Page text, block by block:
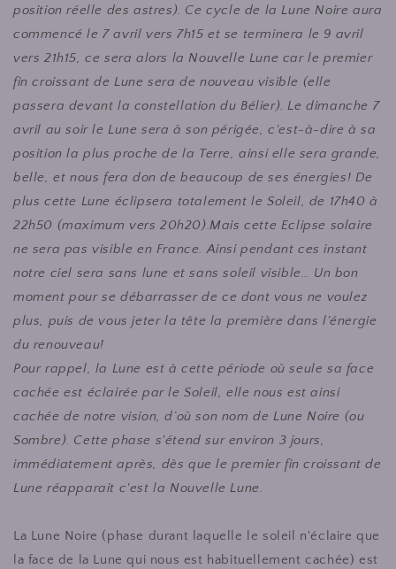
position réelle des astres). Ce cycle de la Lune Noire aura
commencé le 7 avril vers 7h15 et se terminera le 9 avril
vers 21h15, ce sera alors la Nouvelle Lune car le premier
fin croissant de Lune sera de nouveau visible (elle
passera devant la constellation du Bélier). Le dimanche 7
avril au soir le Lune sera à son périgée, c'est-à-dire à sa
position la plus proche de la Terre, ainsi elle sera grande,
belle, et nous fera don de beaucoup de ses énergies! De
plus cette Lune éclipsera totalement le Soleil, de 17h40 à
22h50 (maximum vers 20h20).Mais cette Eclipse solaire
ne sera pas visible en France. Ainsi pendant ces instant
notre ciel sera sans lune et sans soleil visible… Un bon
moment pour se débarrasser de ce dont vous ne voulez
plus, puis de vous jeter la tête la première dans l'énergie
du renouveau!
Pour rappel, la Lune est à cette période où seule sa face
cachée est éclairée par le Soleil, elle nous est ainsi
cachée de notre vision, d’où son nom de Lune Noire (ou
Sombre). Cette phase s'étend sur environ 3 jours,
immédiatement après, dès que le premier fin croissant de
Lune réapparait c'est la Nouvelle Lune.
La Lune Noire (phase durant laquelle le soleil n'éclaire que
la face de la Lune qui nous est habituellement cachée) est